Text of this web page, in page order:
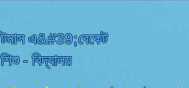
টমাস এ&#39;বেকেট
শিশু - বিদ্যালয়